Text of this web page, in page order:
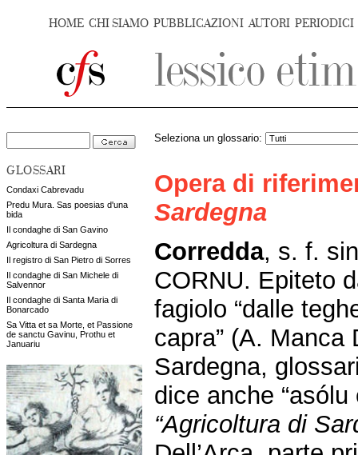
HOME CHI SIAMO PUBBLICAZIONI AUTORI PERIODICI
GLOSSARI
Condaxi Cabrevadu
Predu Mura. Sas poesias d'una
bida
Il condaghe di San Gavino
Agricoltura di Sardegna
Il registro di San Pietro di Sorres
Il condaghe di San Michele di
Salvennor
Il condaghe di Santa Maria di
Bonarcado
Sa Vitta et sa Morte, et Passione
de sanctu Gavinu, Prothu et
Januariu
Seleziona un glossario:
Opera di
Sardegna
Corredda, s. f.
CORNU. Epiteto
fagiolo “dalle
capra” (A. Manca
Sardegna,
dice anche “asólu
“Agricoltura di